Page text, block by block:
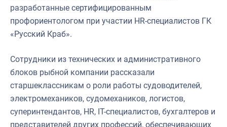
разработанные сертифицированным
профориентологом при участии HR-специалистов ГК
«Русский Краб».
Сотрудники из технических и административного
блоков рыбной компании рассказали
старшеклассникам о роли работы судоводителей,
электромехаников, судомехаников, логистов,
суперинтендантов, HR, IT-специалистов, бухгалтеров и
представителей других профессий, обеспечивающих